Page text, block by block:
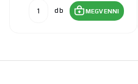
db MEGVENNI